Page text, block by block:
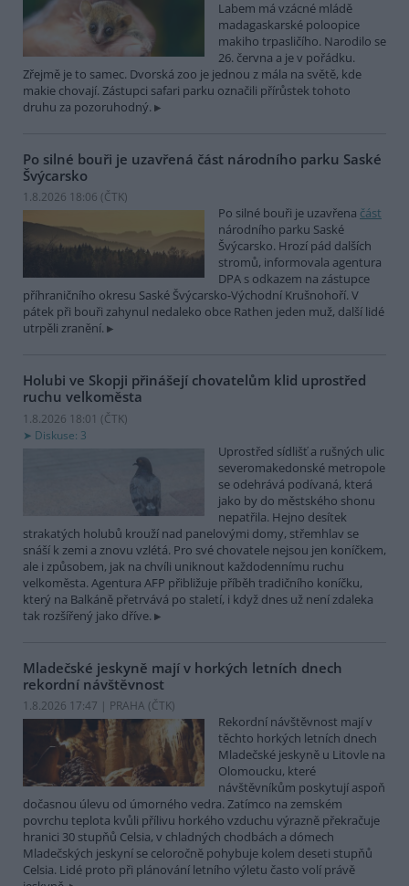
Labem má vzácné mládě
madagaskarské poloopice
makiho trpasličího. Narodilo se
26. června a je v pořádku.
Zřejmě je to samec. Dvorská zoo je jednou z mála na světě, kde
makie chovají. Zástupci safari parku označili přírůstek tohoto
druhu za pozoruhodný.
Po silné bouři je uzavřená část národního parku Saské
Švýcarsko
1.8.2026 18:06 (ČTK)
Po silné bouři je uzavřena část
národního parku Saské
Švýcarsko. Hrozí pád dalších
stromů, informovala agentura
DPA s odkazem na zástupce
příhraničního okresu Saské Švýcarsko-Východní Krušnohoří. V
pátek při bouři zahynul nedaleko obce Rathen jeden muž, další lidé
utrpěli zranění.
Holubi ve Skopji přinášejí chovatelům klid uprostřed
ruchu velkoměsta
1.8.2026 18:01 (ČTK)
Diskuse: 3
Uprostřed sídlišť a rušných ulic
severomakedonské metropole
se odehrává podívaná, která
jako by do městského shonu
nepatřila. Hejno desítek
strakatých holubů krouží nad panelovými domy, střemhlav se
snáší k zemi a znovu vzlétá. Pro své chovatele nejsou jen koníčkem,
ale i způsobem, jak na chvíli uniknout každodennímu ruchu
velkoměsta. Agentura AFP přibližuje příběh tradičního koníčku,
který na Balkáně přetrvává po staletí, i když dnes už není zdaleka
tak rozšířený jako dříve.
Mladečské jeskyně mají v horkých letních dnech
rekordní návštěvnost
1.8.2026 17:47 | PRAHA (ČTK)
Rekordní návštěvnost mají v
těchto horkých letních dnech
Mladečské jeskyně u Litovle na
Olomoucku, které
návštěvníkům poskytují aspoň
dočasnou úlevu od úmorného vedra. Zatímco na zemském
povrchu teplota kvůli přílivu horkého vzduchu výrazně překračuje
hranici 30 stupňů Celsia, v chladných chodbách a dómech
Mladečských jeskyní se celoročně pohybuje kolem deseti stupňů
Celsia. Lidé proto při plánování letního výletu často volí právě